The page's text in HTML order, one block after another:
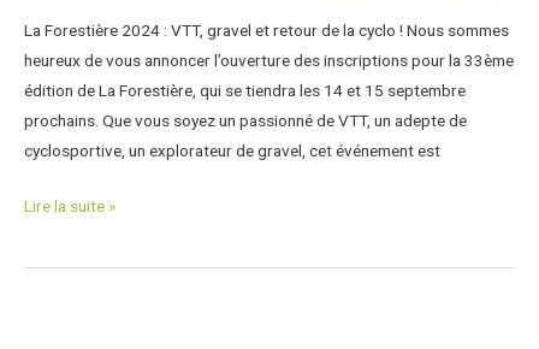
La Forestière 2024 : VTT, gravel et retour de la cyclo ! Nous sommes
heureux de vous annoncer l’ouverture des inscriptions pour la 33ème
édition de La Forestière, qui se tiendra les 14 et 15 septembre
prochains. Que vous soyez un passionné de VTT, un adepte de
cyclosportive, un explorateur de gravel, cet événement est
Lire la suite »